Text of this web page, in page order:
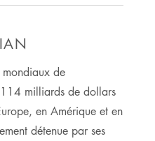
mondiaux de
114 milliards de dollars
en Amérique et en
détenue par ses